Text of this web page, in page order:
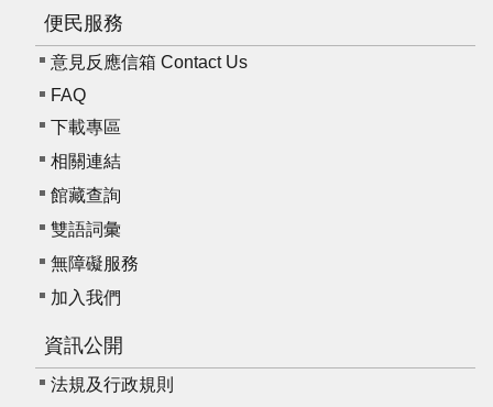
便民服務
意見反應信箱 Contact Us
FAQ
下載專區
相關連結
館藏查詢
雙語詞彙
無障礙服務
加入我們
資訊公開
法規及行政規則